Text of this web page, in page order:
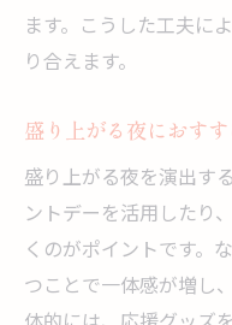
スポーツバー
スポーツバ
おしゃれなス
間
スポーツバー
案
ます。こうした工夫に
り合えます。
盛り上がる夜におす
盛り上がる夜を演出す
ントデーを活用したり
くのがポイントです。
つことで一体感が増し